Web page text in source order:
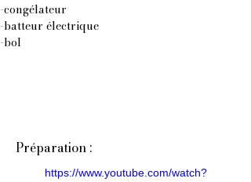
-congélateur
-batteur électrique
-bol
Préparation :
https://www.youtube.com/watch?